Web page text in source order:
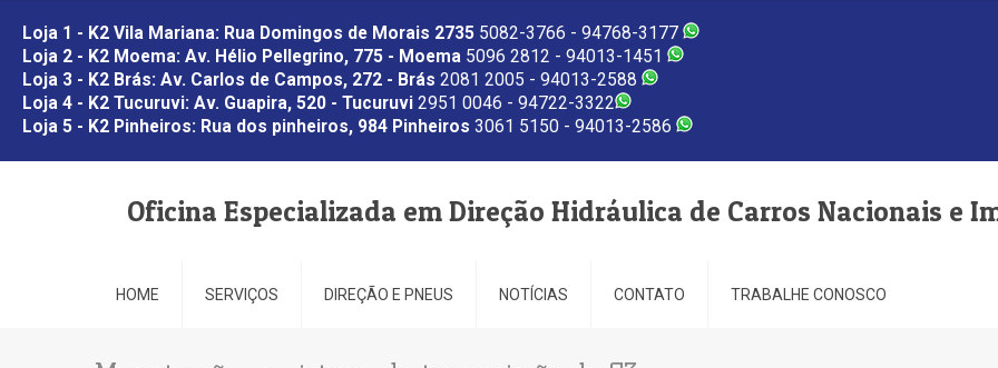
Loja 1 - K2 Vila Mariana: Rua Domingos de Morais 2735 5082-3766 - 94768-3177
Loja 2 - K2 Moema: Av. Hélio Pellegrino, 775 - Moema 5096 2812 - 94013-1451
Loja 3 - K2 Brás: Av. Carlos de Campos, 272 - Brás 2081 2005 - 94013-2588
Loja 4 - K2 Tucuruvi: Av. Guapira, 520 - Tucuruvi 2951 0046 - 94722-3322
Loja 5 - K2 Pinheiros: Rua dos pinheiros, 984 Pinheiros 3061 5150 - 94013-2586
Oficina Especializada em Direção Hidráulica de Carros Nacionais e
HOME SERVIÇOS DIREÇÃO E PNEUS NOTÍCIAS CONTATO TRABALHE CONOSCO